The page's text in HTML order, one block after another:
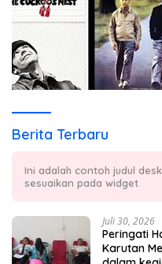
Berita Terbaru
Ini adalah contoh judul
sesuaikan pada widget
Juli 30, 2026
Peringati
Karutan